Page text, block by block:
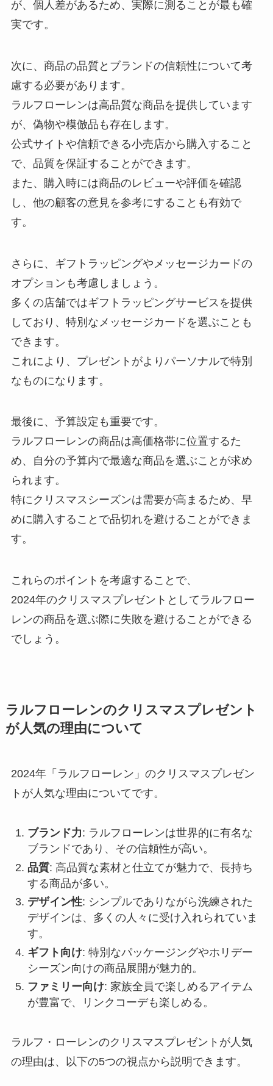
が、個人差があるため、実際に測ることが最も確
実です。
次に、商品の品質とブランドの信頼性について考
慮する必要があります。
ラルフローレンは高品質な商品を提供しています
が、偽物や模倣品も存在します。
公式サイトや信頼できる小売店から購入すること
で、品質を保証することができます。
また、購入時には商品のレビューや評価を確認
し、他の顧客の意見を参考にすることも有効で
す。
さらに、ギフトラッピングやメッセージカードの
オプションも考慮しましょう。
多くの店舗ではギフトラッピングサービスを提供
しており、特別なメッセージカードを選ぶことも
できます。
これにより、プレゼントがよりパーソナルで特別
なものになります。
最後に、予算設定も重要です。
ラルフローレンの商品は高価格帯に位置するた
め、自分の予算内で最適な商品を選ぶことが求め
られます。
特にクリスマスシーズンは需要が高まるため、早
めに購入することで品切れを避けることができま
す。
これらのポイントを考慮することで、
2024年のクリスマスプレゼントとしてラルフロー
レンの商品を選ぶ際に失敗を避けることができる
でしょう。
ラルフローレンのクリスマスプレゼント
が人気の理由について
2024年「ラルフローレン」のクリスマスプレゼン
トが人気な理由についてです。
ブランド力: ラルフローレンは世界的に有名な
ブランドであり、その信頼性が高い。
品質: 高品質な素材と仕立てが魅力で、長持ち
する商品が多い。
デザイン性: シンプルでありながら洗練された
デザインは、多くの人々に受け入れられていま
す。
ギフト向け: 特別なパッケージングやホリデー
シーズン向けの商品展開が魅力的。
ファミリー向け: 家族全員で楽しめるアイテム
が豊富で、リンクコーデも楽しめる。
ラルフ・ローレンのクリスマスプレゼントが人気
の理由は、以下の5つの視点から説明できます。